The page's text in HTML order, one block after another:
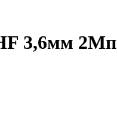
3,6мм 2Мп